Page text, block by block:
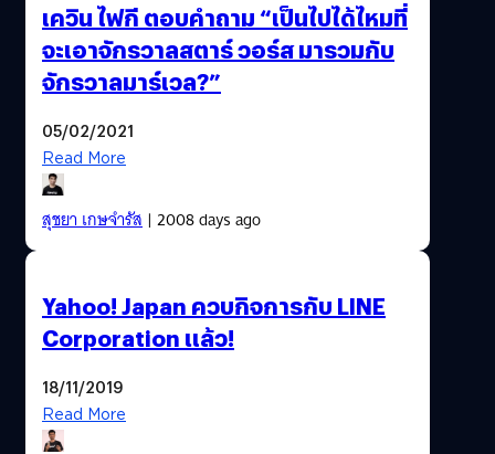
เควิน ไฟกี ตอบคำถาม “เป็นไปได้ไหมที่
จะเอาจักรวาลสตาร์ วอร์ส มารวมกับ
จักรวาลมาร์เวล?”
05/02/2021
Read More
สุชยา เกษจำรัส| 2008 days ago
Yahoo! Japan ควบกิจการกับ LINE
Corporation แล้ว!
18/11/2019
Read More